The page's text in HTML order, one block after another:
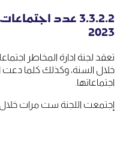
3.3.2.2 عدد
2023
تعقد لجنة ادارة المخاطر
خلال السنة، وكذلك كلما دعت
اجتماعاتها.
إجتمعت اللجنة ست مرات خلال عام 2023 على النحو